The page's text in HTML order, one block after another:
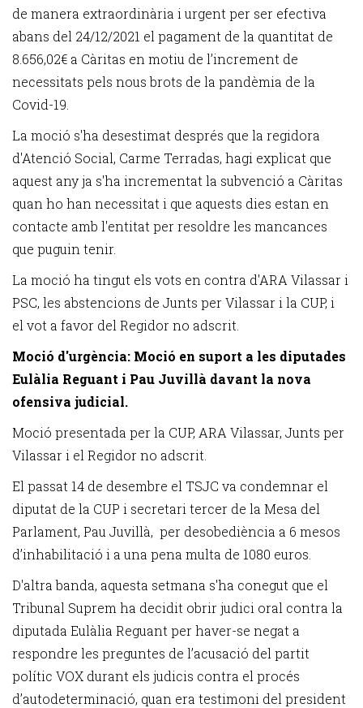
de manera extraordinària i urgent per ser efectiva
abans del 24/12/2021 el pagament de la quantitat de
8.656,02€ a Càritas en motiu de l’increment de
necessitats pels nous brots de la pandèmia de la
Covid-19.
La moció s'ha desestimat després que la regidora
d'Atenció Social, Carme Terradas, hagi explicat que
aquest any ja s'ha incrementat la subvenció a Càritas
quan ho han necessitat i que aquests dies estan en
contacte amb l'entitat per resoldre les mancances
que puguin tenir.
La moció ha tingut els vots en contra d'ARA Vilassar i
PSC, les abstencions de Junts per Vilassar i la CUP, i
el vot a favor del Regidor no adscrit.
Moció d'urgència: Moció en suport a les diputades
Eulàlia Reguant i Pau Juvillà davant la nova
ofensiva judicial.
Moció presentada per la CUP, ARA Vilassar, Junts per
Vilassar i el Regidor no adscrit.
El passat 14 de desembre el TSJC va condemnar el
diputat de la CUP i secretari tercer de la Mesa del
Parlament, Pau Juvillà, per desobediència a 6 mesos
d’inhabilitació i a una pena multa de 1080 euros.
D'altra banda, aquesta setmana s'ha conegut que el
Tribunal Suprem ha decidit obrir judici oral contra la
diputada Eulàlia Reguant per haver-se negat a
respondre les preguntes de l’acusació del partit
polític VOX durant els judicis contra el procés
d’autodeterminació, quan era testimoni del president